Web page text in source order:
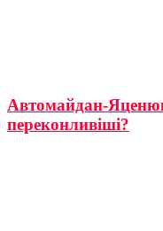
Автомайдан-
переконливіші?